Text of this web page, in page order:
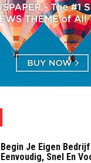
Begin Je Eigen
Eenvoudig, Snel En